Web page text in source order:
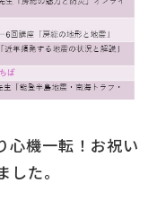
心機一転！お祝い
した。